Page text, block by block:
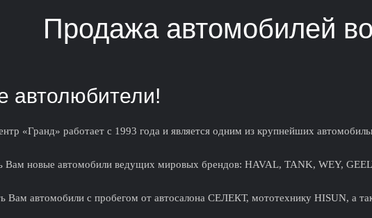
Продажа автомобилей
автолюбители!
«Гранд» работает с 1993 года и является одним из крупнейших
новые автомобили ведущих мировых брендов: HAVAL, TANK, WEY,
Вам автомобили с пробегом от автосалона СЕЛЕКТ, мототехнику HISUN, а